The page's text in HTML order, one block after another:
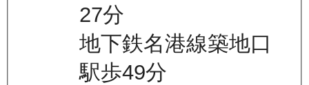
27分
地下鉄名港線築地口
駅歩49分